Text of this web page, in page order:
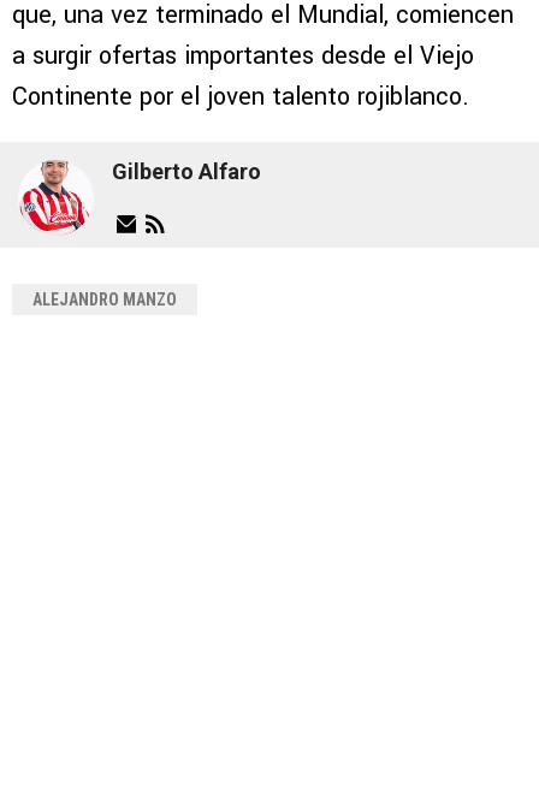
que, una vez terminado el Mundial, comiencen
a surgir ofertas importantes desde el Viejo
Continente por el joven talento rojiblanco.
Gilberto Alfaro
ALEJANDRO MANZO